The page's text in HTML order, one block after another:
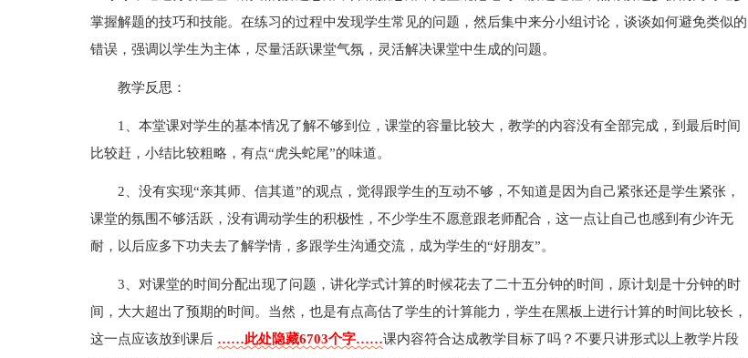
掌握解题的技巧和技能。在练习的过程中发现学生常见的问题，然后集中来分小组讨论，谈谈如何避免类似的
错误，强调以学生为主体，尽量活跃课堂气氛，灵活解决课堂中生成的问题。
教学反思：
1、本堂课对学生的基本情况了解不够到位，课堂的容量比较大，教学的内容没有全部完成，到最后时间
比较赶，小结比较粗略，有点“虎头蛇尾”的味道。
2、没有实现“亲其师、信其道”的观点，觉得跟学生的互动不够，不知道是因为自己紧张还是学生紧张，
课堂的氛围不够活跃，没有调动学生的积极性，不少学生不愿意跟老师配合，这一点让自己也感到有少许无
耐，以后应多下功夫去了解学情，多跟学生沟通交流，成为学生的“好朋友”。
3、对课堂的时间分配出现了问题，讲化学式计算的时候花去了二十五分钟的时间，原计划是十分钟的时
间，大大超出了预期的时间。当然，也是有点高估了学生的计算能力，学生在黑板上进行计算的时间比较长，
这一点应该放到课后 ……此处隐藏6703个字……课内容符合达成教学目标了吗？不要只讲形式以上教学片段